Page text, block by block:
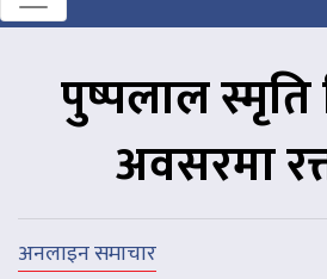
पुष्पलाल
अवसरमा
अनलाइन समाचार